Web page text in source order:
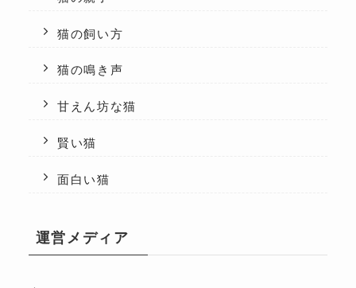
猫の飼い方
猫の鳴き声
甘えん坊な猫
賢い猫
面白い猫
運営メディア